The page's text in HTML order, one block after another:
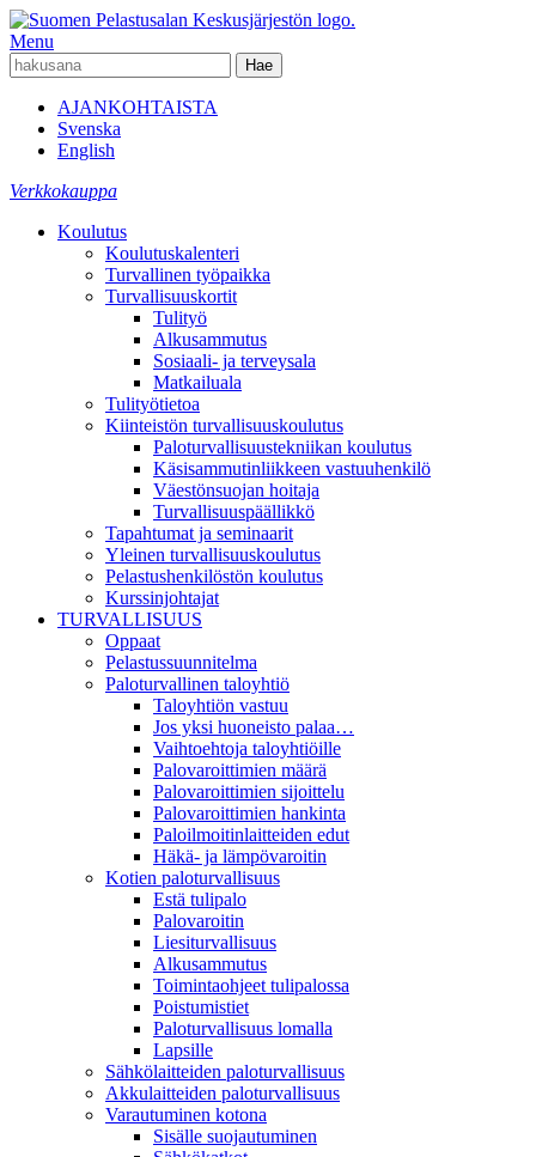
Menu
AJANKOHTAISTA
Svenska
English
Verkkokauppa
Koulutus
Koulutuskalenteri
Turvallinen työpaikka
Turvallisuuskortit
Tulityö
Alkusammutus
Sosiaali- ja terveysala
Matkailuala
Tulityötietoa
Kiinteistön turvallisuuskoulutus
Paloturvallisuustekniikan koulutus
Käsisammutinliikkeen vastuuhenkilö
Väestönsuojan hoitaja
Turvallisuuspäällikkö
Tapahtumat ja seminaarit
Yleinen turvallisuuskoulutus
Pelastushenkilöstön koulutus
Kurssinjohtajat
TURVALLISUUS
Oppaat
Pelastussuunnitelma
Paloturvallinen taloyhtiö
Taloyhtiön vastuu
Jos yksi huoneisto palaa…
Vaihtoehtoja taloyhtiöille
Palovaroittimien määrä
Palovaroittimien sijoittelu
Palovaroittimien hankinta
Paloilmoitinlaitteiden edut
Häkä- ja lämpövaroitin
Kotien paloturvallisuus
Estä tulipalo
Palovaroitin
Liesiturvallisuus
Alkusammutus
Toimintaohjeet tulipalossa
Poistumistiet
Paloturvallisuus lomalla
Lapsille
Sähkölaitteiden paloturvallisuus
Akkulaitteiden paloturvallisuus
Varautuminen kotona
Sisälle suojautuminen